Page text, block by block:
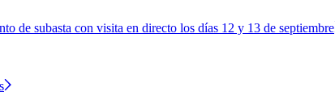
de subasta con visita en directo los días 12 y 13 de septiembre